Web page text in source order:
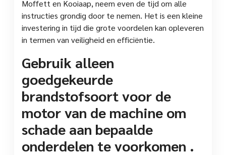
Moffett en Kooiaap, neem even de tijd om alle
instructies grondig door te nemen. Het is een kleine
investering in tijd die grote voordelen kan opleveren
in termen van veiligheid en efficiëntie.
Gebruik alleen
goedgekeurde
brandstofsoort voor de
motor van de machine om
schade aan bepaalde
onderdelen te voorkomen .